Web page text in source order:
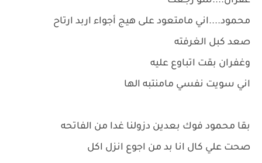
محمود....اني مامتعود على هيج أجواء اربد ارتاح
صعد كبل الغرفته
وغفران بقت اتباوع عليه
اني سويت نفسي مامنتبه الها
بقا محمود فوك بعدين دزولنا غدا من الفاتحه
صحت علي كال انا بد من اجوع انزل اكل